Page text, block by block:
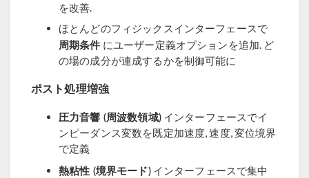
を改善.
ほとんどのフィジックスインターフェースで
周期条件 にユーザー定義オプションを追加. ど
の場の成分が連成するかを制御可能に
ポスト処理増強
圧力音響 (周波数領域)インターフェースでイ
ンピーダンス変数を既定加速度, 速度, 変位境界
で定義
熱粘性 (境界モード)インターフェースで集中